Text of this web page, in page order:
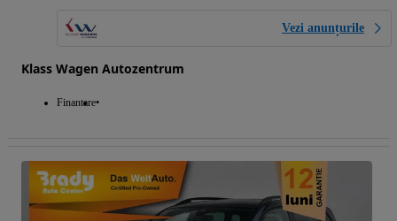
Vezi anunțurile
Klass Wagen Autozentrum
Finantare